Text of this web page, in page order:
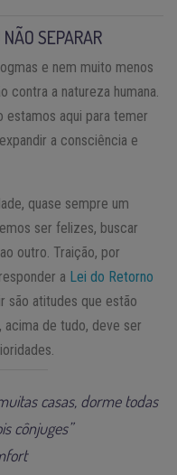
SEPARAR
e nem muito menos
contra a natureza humana.
estamos aqui para temer
a consciência e
quase sempre um
ser felizes, buscar
outro. Traição, por
a Lei do Retorno
são atitudes que estão
acima de tudo, deve ser
casas, dorme todas
cônjuges”